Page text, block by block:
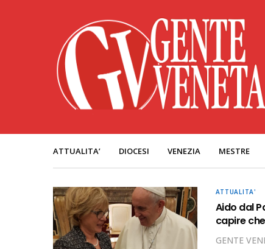
ATTUALITA’ DIOCESI VENEZIA MESTRE
ATTUALITA'
Aido dal
capire
GENTE